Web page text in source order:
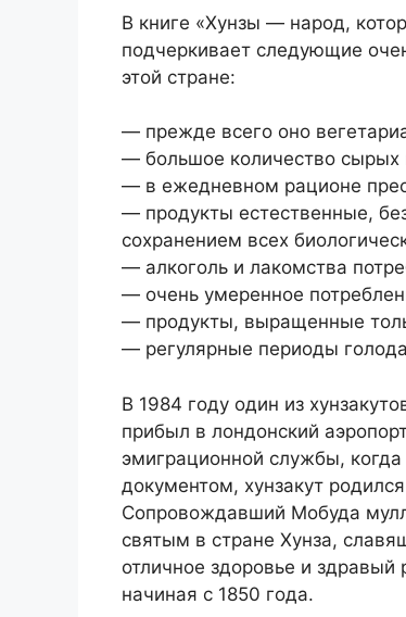
В книге «Хунзы — народ,
подчеркивает следующие
этой стране:
— прежде всего оно
— большое количество сырых
— в ежедневном рационе
— продукты естественные,
сохранением всех
— алкоголь и лакомства
— очень умеренное
— продукты, выращенные
— регулярные периоды
В 1984 году один из
прибыл в лондонский
эмиграционной службы,
документом, хунзакут
Сопровождавший Мобуда
святым в стране Хунза,
отличное здоровье и
начиная с 1850 года.